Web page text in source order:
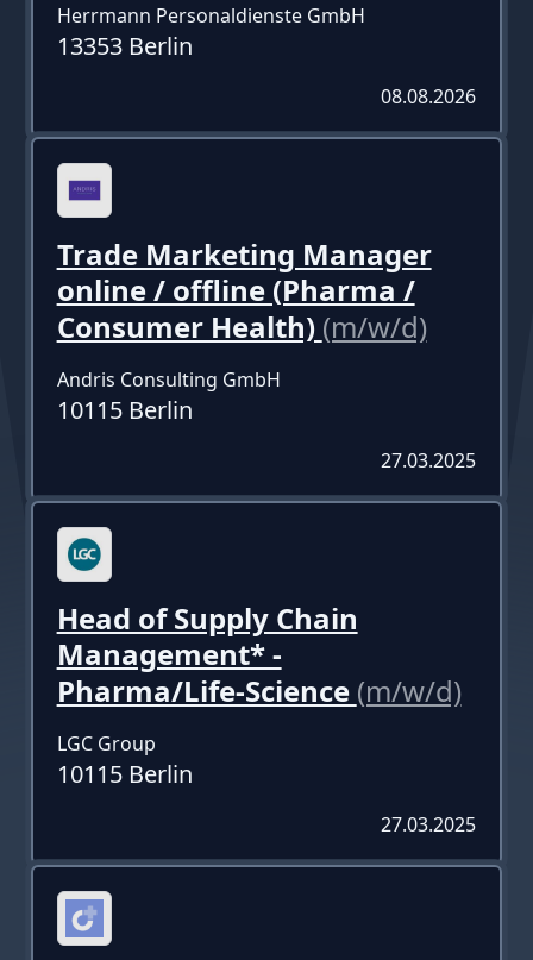
Herrmann Personaldienste GmbH
13353 Berlin
08.08.2026
Trade Marketing Manager
online / offline (Pharma /
Consumer Health) (m/w/d)
Andris Consulting GmbH
10115 Berlin
27.03.2025
Head of Supply Chain
Management* -
Pharma/Life-Science (m/w/d)
LGC Group
10115 Berlin
27.03.2025